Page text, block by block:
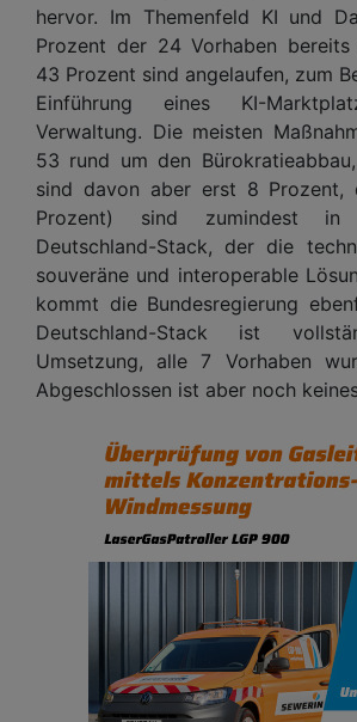
hervor. Im Themenfeld KI und
Prozent der 24 Vorhaben bereits
43 Prozent sind angelaufen, zum
Einführung eines KI-
Verwaltung. Die meisten
53 rund um den
sind davon aber erst 8 Prozent,
Prozent) sind zumindest in
Deutschland-Stack, der die
souveräne und interoperable
kommt die Bundesregierung
Deutschland-Stack ist
Umsetzung, alle 7 Vorhaben
Abgeschlossen ist aber noch